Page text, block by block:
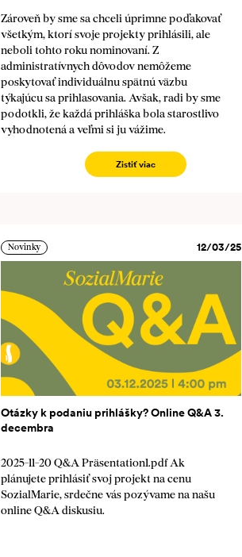
Zároveň by sme sa chceli úprimne poďakovať
všetkým, ktorí svoje projekty prihlásili, ale
neboli tohto roku nominovaní. Z
administratívnych dôvodov nemôžeme
poskytovať individuálnu spätnú väzbu
týkajúcu sa prihlasovania. Avšak, radi by sme
podotkli, že každá prihláška bola starostlivo
vyhodnotená a veľmi si ju vážime.
Zistiť viac
Novinky 12/03/25
Otázky k podaniu prihlášky? Online Q&A 3.
decembra
2025-11-20 Q&A Präsentation1.pdf Ak
plánujete prihlásiť svoj projekt na cenu
SozialMarie, srdečne vás pozývame na našu
online Q&A diskusiu.